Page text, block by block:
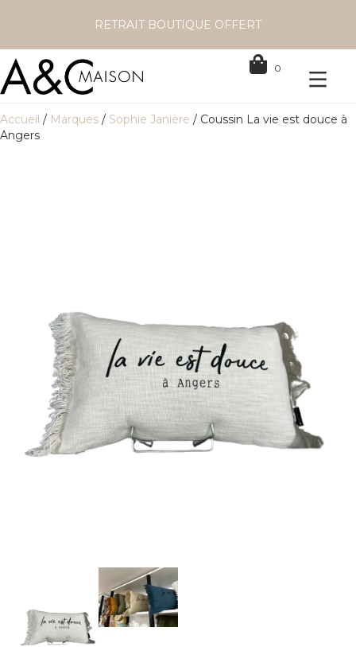
RETRAIT BOUTIQUE OFFERT
0
Accueil / Marques / Sophie Janière / Coussin La vie est douce à
Angers